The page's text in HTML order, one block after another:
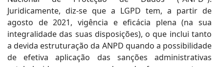
Juridicamente, diz-se que a LGPD tem, a partir de
agosto de 2021, vigência e eficácia plena (na sua
integralidade das suas disposições), o que inclui tanto
a devida estruturação da ANPD quando a possibilidade
de efetiva aplicação das sanções administrativas